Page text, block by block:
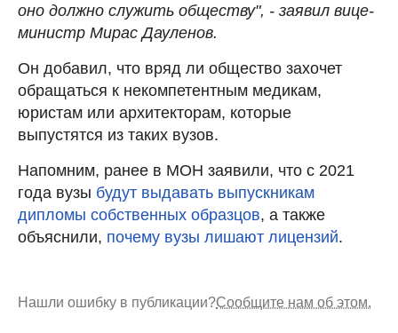
оно должно служить обществу", - заявил вице-
министр Мирас Дауленов.
Он добавил, что вряд ли общество захочет
обращаться к некомпетентным медикам,
юристам или архитекторам, которые
выпустятся из таких вузов.
Напомним, ранее в МОН заявили, что с 2021
года вузы будут выдавать выпускникам
дипломы собственных образцов, а также
объяснили, почему вузы лишают лицензий.
Нашли ошибку в публикации?Сообщите нам об этом.